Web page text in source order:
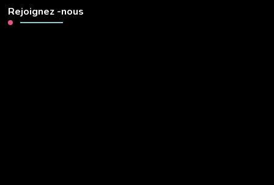
Rejoignez -nous